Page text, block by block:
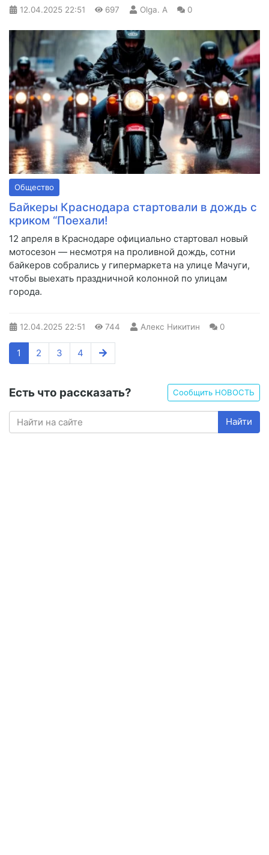
12.04.2025 22:51 697 Olga. A 0
Общество
Байкеры Краснодара стартовали в дождь с
криком “Поехали!
12 апреля в Краснодаре официально стартовал новый
мотосезон — несмотря на проливной дождь, сотни
байкеров собрались у гипермаркета на улице Мачуги,
чтобы выехать праздничной колонной по улицам
города.
12.04.2025 22:51 744 Алекс Никитин 0
1 2 3 4
Есть что рассказать? Сообщить НОВОСТЬ
Найти